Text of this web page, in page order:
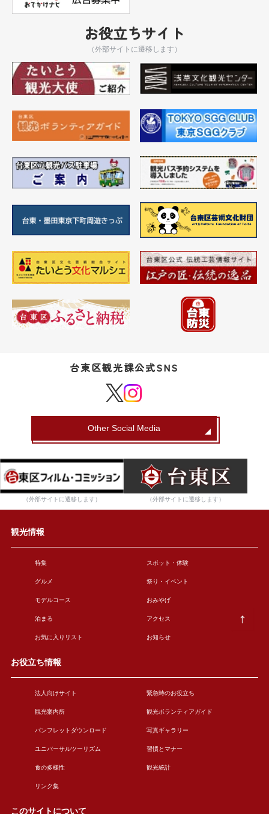
お役立ちサイト
（外部サイトに遷移します）
台東区観光課公式SNS
Other Social Media
（外部サイトに遷移します） （外部サイトに遷移します）
観光情報
特集 スポット・体験
グルメ 祭り・イベント
モデルコース おみやげ
泊まる アクセス
お気に入りリスト お知らせ
お役立ち情報
法人向けサイト 緊急時のお役立ち
観光案内所 観光ボランティアガイド
パンフレットダウンロード 写真ギャラリー
ユニバーサルツーリズム 習慣とマナー
食の多様性 観光統計
リンク集
このサイトについて